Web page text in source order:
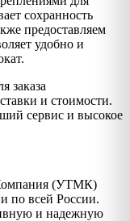
сохранность
предоставляем
удобно и
заказа
и стоимости.
сервис и высокое
Компания (УТМК)
по всей России.
и надежную